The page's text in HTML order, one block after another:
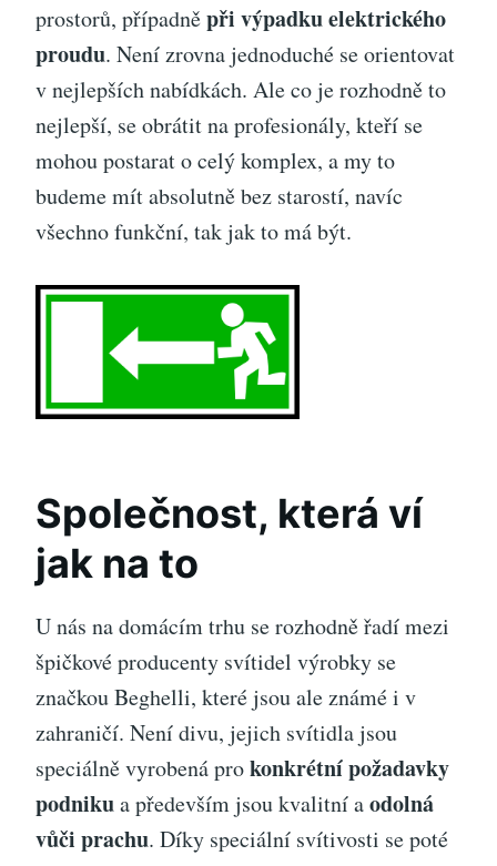
prostorů, případněpři výpadku elektrického
proudu. Není zrovna jednoduché se orientovat
v nejlepších nabídkách. Ale co je rozhodně to
nejlepší, se obrátit na profesionály, kteří se
mohou postarat o celý komplex, a my to
budeme mít absolutně bez starostí, navíc
všechno funkční, tak jak to má být.
Společnost, která ví
jak na to
U nás na domácím trhu se rozhodně řadí mezi
špičkové producenty svítidel výrobky se
značkouBeghelli, které jsou ale známé i v
zahraničí. Není divu, jejich svítidla jsou
speciálně vyrobená prokonkrétní požadavky
podnikua především jsou kvalitní aodolná
vůči prachu. Díky speciální svítivosti se poté